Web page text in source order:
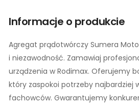
Informacje o produkcie
Agregat prądotwórczy Sumera
i niezawodność. Zamawiaj
urządzenia w Rodimax. Oferujemy
który zaspokoi potrzeby najbardziej
fachowców. Gwarantujemy